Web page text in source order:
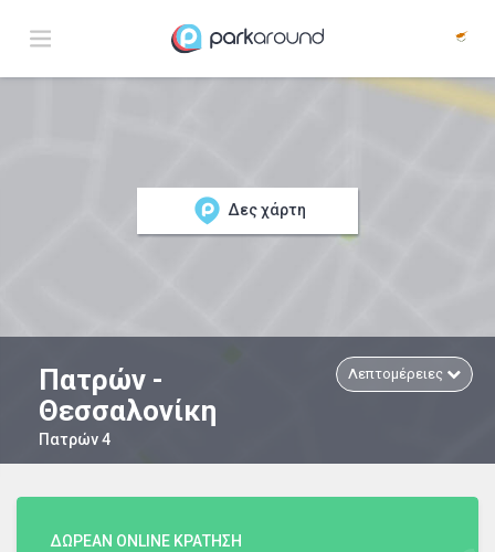
Δες χάρτη
Πατρών -
Θεσσαλονίκη
Πατρών 4
Λεπτομέρειες
ΔΩΡΕΑΝ ONLINE ΚΡΑΤΗΣΗ